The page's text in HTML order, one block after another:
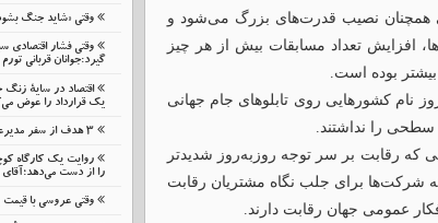
همچنان نصیب قدرت‌های بزرگ می‌شود و
افزایش تعداد مسابقات بیش از هر چیز
بوده است.
نام کشورهایی روی تابلوهای جام جهانی
را نداشتند.
که رقابت بر سر توجه روزبه‌روز شدیدتر
شرکت‌ها برای جلب نگاه مشتریان رقابت
عمومی جهان رقابت دارند.
وقتی «شاید جنگ
وقتی فشار
گیرد:جوانان قربانی
اقتصاد در سایهٔ
یک قرارداد را عوض
۳ هدف از سفر مدیرعامل بانک گردشگری به زنجان
روایت یک کارگاه
را از دست
وقتی عروسی با